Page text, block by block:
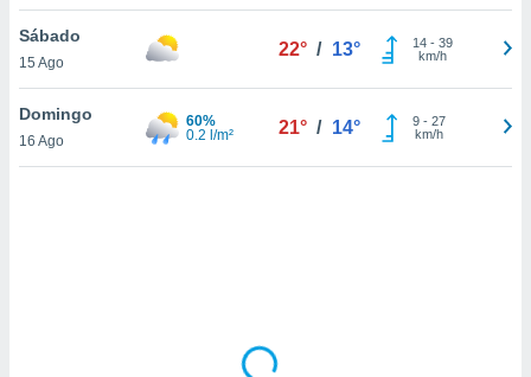
el sitio
ni para
o
Sábado
15 Ago
22° / 13° 14- 39
km/h
Domingo
16 Ago
60%
0.2 l/m²
21° / 14° 9- 27
km/h